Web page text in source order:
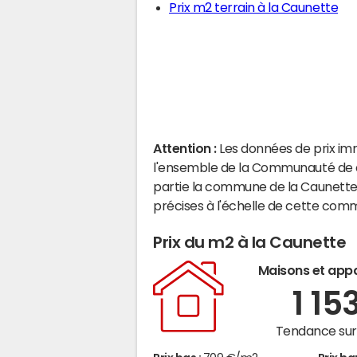
Prix m2 terrain à la Caunette
Attention : Les données de prix
l'ensemble de la Communauté
partie la commune de la
précises à l'échelle de cette
Prix du m2 à la Caunette
Maisons et
1
Tendance